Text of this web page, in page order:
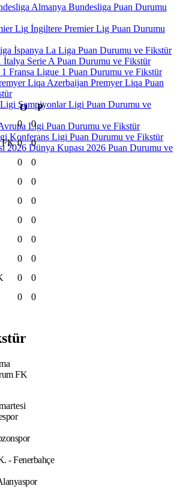
Almanya Bundesliga Puan Durumu
İngiltere Premier Lig Puan Durumu
İspanya La Liga Puan Durumu ve Fikstür
İtalya Serie A Puan Durumu ve Fikstür
Fransa Ligue 1 Puan Durumu ve Fikstür
Azerbaijan Premyer Liqa Puan
Şampiyonlar Ligi Puan Durumu ve
Ligi Puan Durumu ve Fikstür
Konferans Ligi Puan Durumu ve Fikstür
Dünya Kupası 2026 Puan Durumu ve
O
P
0
0
FK 0
0
0
0
0
0
0
0
0
0
0
0
0
0
0
0
0
0
FK
- Fenerbahçe